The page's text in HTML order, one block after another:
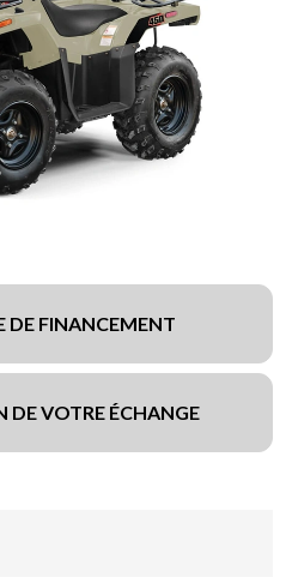
DE FINANCEMENT
DE VOTRE ÉCHANGE